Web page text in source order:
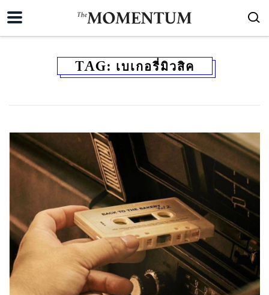
TAG: เบเกอรี่มิวสิค